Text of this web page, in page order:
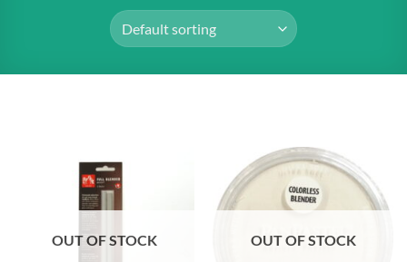
OUT OF STOCK OUT OF STOCK